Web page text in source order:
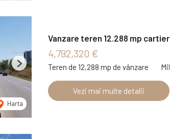
Harta
Next
Vanzare teren 12.288 mp
4,792,320 €
Teren de 12,288 mp de vânzare
Vezi mai multe detalii